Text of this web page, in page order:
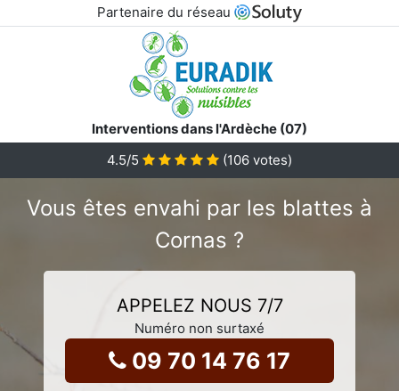
Partenaire du réseau
Interventions dans l'Ardèche (07)
4.5/5 (106 votes)
Vous êtes envahi par les blattes à
Cornas ?
APPELEZ NOUS 7/7
Numéro non surtaxé
09 70 14 76 17